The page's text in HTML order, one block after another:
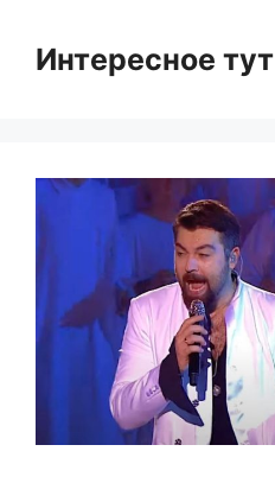
contentИнтересное тут